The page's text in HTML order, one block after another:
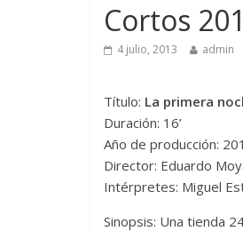
Cortos
4 julio, 2013 admin
Título: La primera
Duración: 16’
Año de producción:
Director: Eduardo
Intérpretes: Miguel
Sinopsis: Una tienda